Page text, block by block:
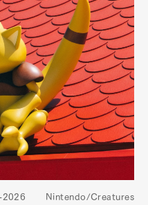
Nintendo/Creatures